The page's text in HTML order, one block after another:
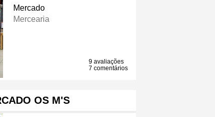
Mercado
Mercearia
9 avaliações
7 comentários
OS M'S